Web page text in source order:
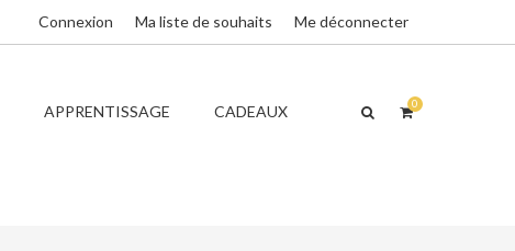
Connexion Ma liste de souhaits Me déconnecter
0
APPRENTISSAGE CADEAUX